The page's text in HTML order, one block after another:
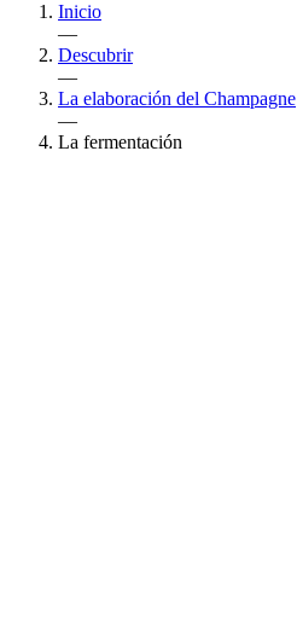
Inicio
—
Descubrir
—
La elaboración del Champagne
—
La fermentación